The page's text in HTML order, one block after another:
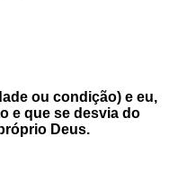
ou condição) e eu,
e que se desvia do
Deus.